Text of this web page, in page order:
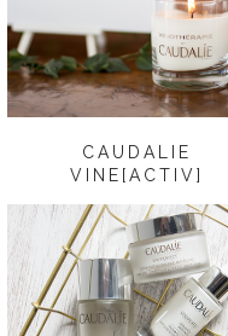
CAUDALIE
VINE[ACTIV]